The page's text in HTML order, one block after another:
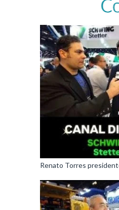
Renato Torres